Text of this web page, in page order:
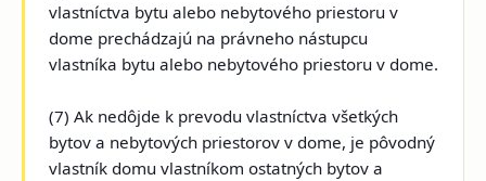
vlastníctva bytu alebo nebytového priestoru v
dome prechádzajú na právneho nástupcu
vlastníka bytu alebo nebytového priestoru v dome.
(7) Ak nedôjde k prevodu vlastníctva všetkých
bytov a nebytových priestorov v dome, je pôvodný
vlastník domu vlastníkom ostatných bytov a